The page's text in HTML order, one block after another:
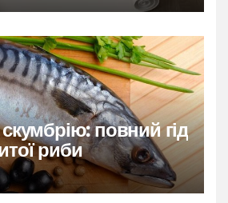
повний гід
риби